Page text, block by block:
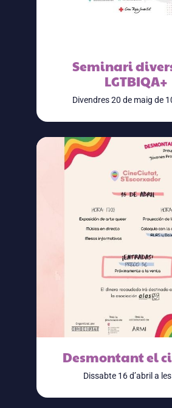
Seminari
LGTBIQA+
Divendres 20 de maig de
Desmontant el
Dissabte 16 d’abril a